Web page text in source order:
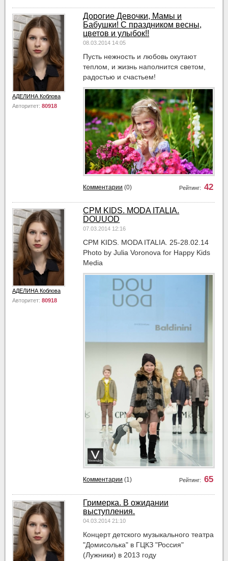
АДЕЛИНА Коблова
Авторитет: 80918
Дорогие Девочки, Мамы и
Бабушки! С праздником весны,
цветов и улыбок!!
08.03.2014 14:05
Пусть нежность и любовь окутают
теплом, и жизнь наполнится светом,
радостью и счастьем!
Комментарии (0) Рейтинг: 42
АДЕЛИНА Коблова
Авторитет: 80918
CPM KIDS. MODA ITALIA.
DOUUOD
07.03.2014 12:16
CPM KIDS. MODA ITALIA. 25-28.02.14
Photo by Julia Voronova for Happy Kids
Media
Комментарии (1) Рейтинг: 65
Гримерка. В ожидании
выступления.
04.03.2014 21:10
Концерт детского музыкального театра
"Домисолька" в ГЦКЗ "Россия"
(Лужники) в 2013 году